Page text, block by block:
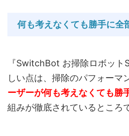
何も考えなくても勝手に全
『SwitchBot お掃除ロボット
しい点は、掃除のパフォーマ
ーザーが何も考えなくても勝
組みが徹底されているところ